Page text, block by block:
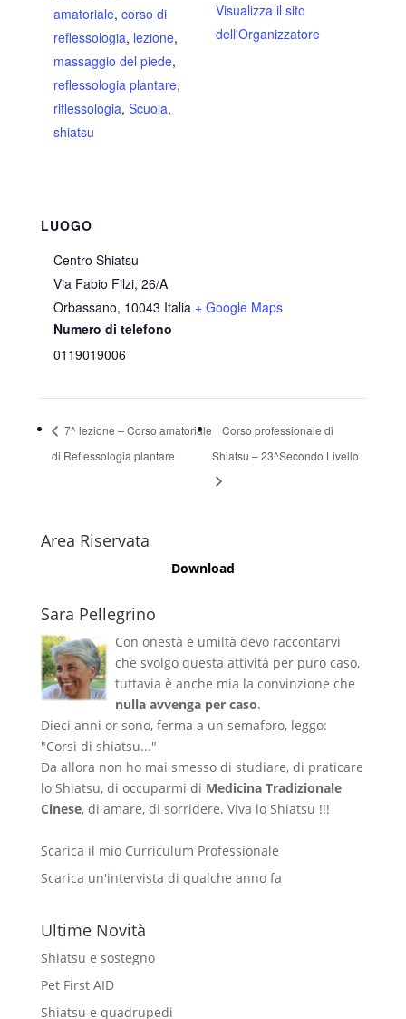
amatoriale, corso di
reflessologia, lezione,
massaggio del piede,
reflessologia plantare,
riflessologia, Scuola,
shiatsu
Visualizza il sito
dell'Organizzatore
LUOGO
Centro Shiatsu
Via Fabio Filzi, 26/A
Orbassano, 10043 Italia + Google Maps
Numero di telefono
0119019006
7^ lezione – Corso amatoriale
di Reflessologia plantare
Corso professionale di
Shiatsu – 23^Secondo Livello
Area Riservata
Download
Sara Pellegrino
Con onestà e umiltà devo raccontarvi
che svolgo questa attività per puro caso,
tuttavia è anche mia la convinzione che
nulla avvenga per caso.
Dieci anni or sono, ferma a un semaforo, leggo:
"Corsi di shiatsu..."
Da allora non ho mai smesso di studiare, di praticare
lo Shiatsu, di occuparmi di Medicina Tradizionale
Cinese, di amare, di sorridere. Viva lo Shiatsu !!!
Scarica il mio Curriculum Professionale
Scarica un'intervista di qualche anno fa
Ultime Novità
Shiatsu e sostegno
Pet First AID
Shiatsu e quadrupedi